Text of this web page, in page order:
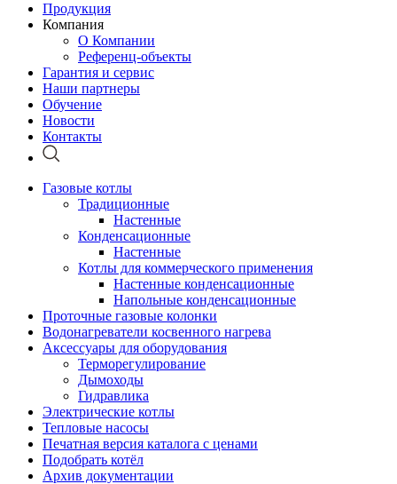
Продукция
Компания
О Компании
Референц-объекты
Гарантия и сервис
Наши партнеры
Обучение
Новости
Контакты
Газовые котлы
Традиционные
Настенные
Конденсационные
Настенные
Котлы для коммерческого применения
Настенные конденсационные
Напольные конденсационные
Проточные газовые колонки
Водонагреватели косвенного нагрева
Аксессуары для оборудования
Терморегулирование
Дымоходы
Гидравлика
Электрические котлы
Тепловые насосы
Печатная версия каталога с ценами
Подобрать котёл
Архив документации